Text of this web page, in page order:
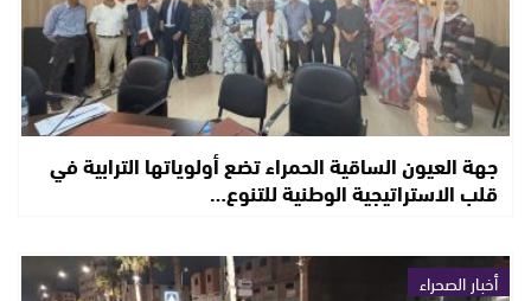
جهة العيون الساقية الحمراء تضع أولوياتها الترابية في
قلب الاستراتيجية الوطنية للتنوع…
أخبار الصحراء